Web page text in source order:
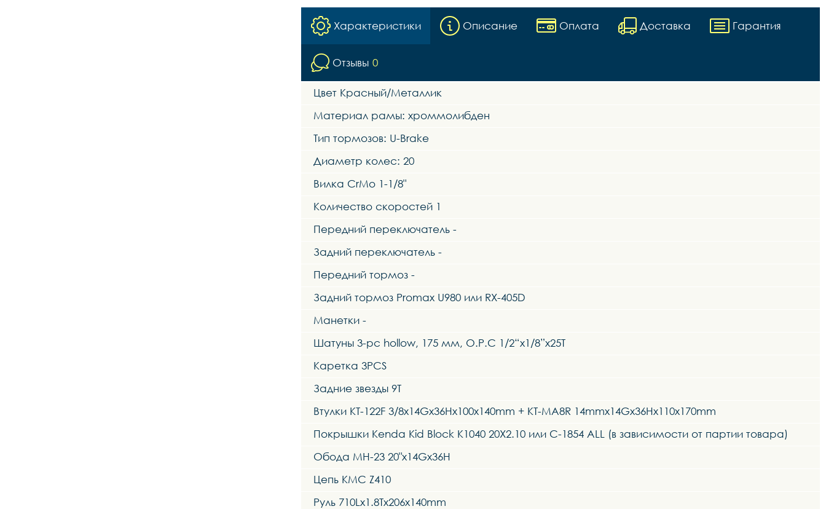
Характеристики Описание Оплата Доставка Гарантия
Отзывы 0
Цвет Красный/Металлик
Материал рамы: хроммолибден
Тип тормозов: U-Brake
Диаметр колес: 20
Вилка CrMo 1-1/8"
Количество скоростей 1
Передний переключатель -
Задний переключатель -
Передний тормоз -
Задний тормоз Promax U980 или RX-405D
Манетки -
Шатуны 3-pc hollow, 175 мм, O.P.C 1/2“x1/8”x25T
Каретка 3PCS
Задние звезды 9Т
Втулки KT-122F 3/8x14Gx36Hx100x140mm + KT-MA8R 14mmx14Gx36Hx110x170mm
Покрышки Kenda Kid Block K1040 20X2.10 или C-1854 ALL (в зависимости от партии товара)
Обода MH-23 20"x14Gx36H
Цепь KMC Z410
Руль 710Lx1.8Tx206x140mm